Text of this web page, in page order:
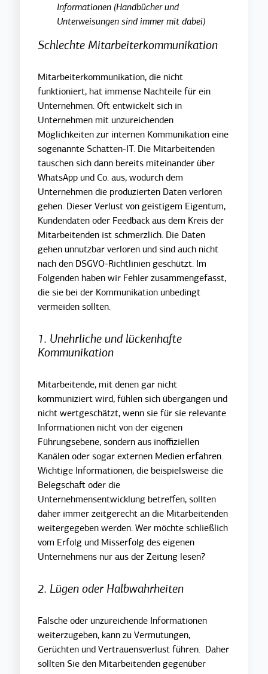
Informationen (Handbücher und
Unterweisungen sind immer mit dabei)
Schlechte Mitarbeiterkommunikation
Mitarbeiterkommunikation, die nicht
funktioniert, hat immense Nachteile für ein
Unternehmen. Oft entwickelt sich in
Unternehmen mit unzureichenden
Möglichkeiten zur internen Kommunikation eine
sogenannte Schatten-IT. Die Mitarbeitenden
tauschen sich dann bereits miteinander über
WhatsApp und Co. aus, wodurch dem
Unternehmen die produzierten Daten verloren
gehen. Dieser Verlust von geistigem Eigentum,
Kundendaten oder Feedback aus dem Kreis der
Mitarbeitenden ist schmerzlich. Die Daten
gehen unnutzbar verloren und sind auch nicht
nach den DSGVO-Richtlinien geschützt. Im
Folgenden haben wir Fehler zusammengefasst,
die sie bei der Kommunikation unbedingt
vermeiden sollten.
1. Unehrliche und lückenhafte
Kommunikation
Mitarbeitende, mit denen gar nicht
kommuniziert wird, fühlen sich übergangen und
nicht wertgeschätzt, wenn sie für sie relevante
Informationen nicht von der eigenen
Führungsebene, sondern aus inoffiziellen
Kanälen oder sogar externen Medien erfahren.
Wichtige Informationen, die beispielsweise die
Belegschaft oder die
Unternehmensentwicklung betreffen, sollten
daher immer zeitgerecht an die Mitarbeitenden
weitergegeben werden. Wer möchte schließlich
vom Erfolg und Misserfolg des eigenen
Unternehmens nur aus der Zeitung lesen?
2. Lügen oder Halbwahrheiten
Falsche oder unzureichende Informationen
weiterzugeben, kann zu Vermutungen,
Gerüchten und Vertrauensverlust führen. Daher
sollten Sie den Mitarbeitenden gegenüber